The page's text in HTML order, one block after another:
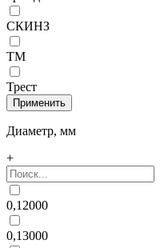
СКИНЗ
ТМ
Трест
Диаметр, мм
+
0,12000
0,13000